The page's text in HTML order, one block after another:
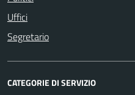
Uffici
Segretario
CATEGORIE DI SERVIZIO